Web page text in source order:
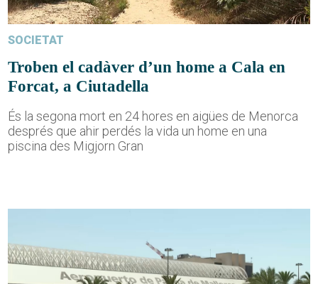
SOCIETAT
Troben el cadàver d’un home a Cala en
Forcat, a Ciutadella
És la segona mort en 24 hores en aigües de Menorca
després que ahir perdés la vida un home en una
piscina des Migjorn Gran